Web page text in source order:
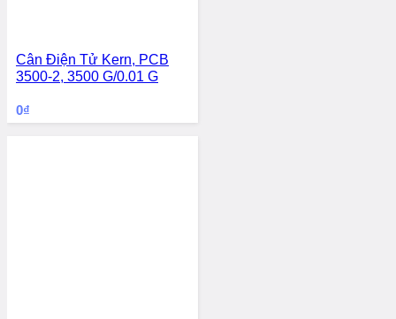
Cân Điện Tử Kern, PCB
3500-2, 3500 G/0.01 G
0₫